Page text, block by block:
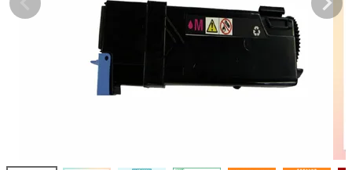
互換インクボトル
互換インクカートリッジ
再生インクカートリッジ